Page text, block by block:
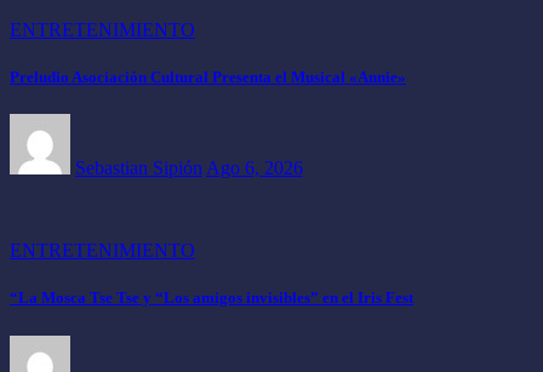
ENTRETENIMIENTO
Preludio Asociación Cultural Presenta el Musical «Annie»
Sebastian Sipión Ago 6, 2026
ENTRETENIMIENTO
“La Mosca Tse Tse y “Los amigos invisibles” en el Iris Fest